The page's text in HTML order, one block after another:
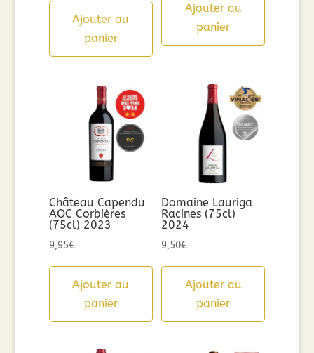
Ajouter au
panier
Ajouter au
panier
Château Capendu
AOC Corbières
(75cl) 2023
9,95€
Ajouter au
panier
Domaine Lauriga
Racines (75cl)
2024
9,50€
Ajouter au
panier